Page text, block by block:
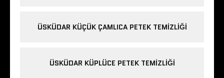
ÜSKÜDAR KÜÇÜK ÇAMLICA PETEK TEMIZLIĞI
ÜSKÜDAR KÜPLÜCE PETEK TEMIZLIĞI